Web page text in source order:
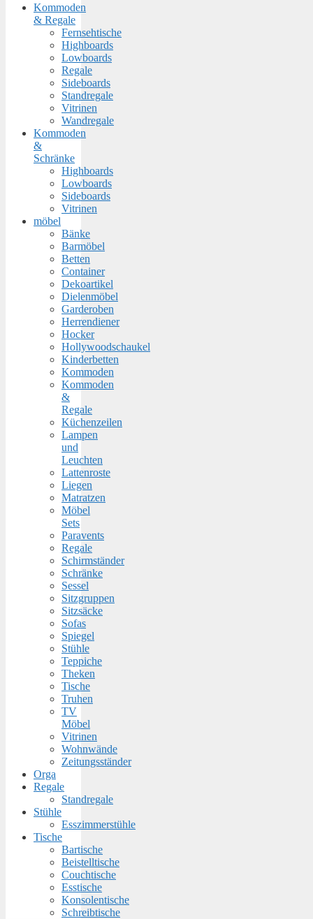
Kommoden
& Regale
Fernsehtische
Highboards
Lowboards
Regale
Sideboards
Standregale
Vitrinen
Wandregale
Kommoden
&
Schränke
Highboards
Lowboards
Sideboards
Vitrinen
möbel
Bänke
Barmöbel
Betten
Container
Dekoartikel
Dielenmöbel
Garderoben
Herrendiener
Hocker
Hollywoodschaukel
Kinderbetten
Kommoden
Kommoden
&
Regale
Küchenzeilen
Lampen
und
Leuchten
Lattenroste
Liegen
Matratzen
Möbel
Sets
Paravents
Regale
Schirmständer
Schränke
Sessel
Sitzgruppen
Sitzsäcke
Sofas
Spiegel
Stühle
Teppiche
Theken
Tische
Truhen
TV
Möbel
Vitrinen
Wohnwände
Zeitungsständer
Orga
Regale
Standregale
Stühle
Esszimmerstühle
Tische
Bartische
Beistelltische
Couchtische
Esstische
Konsolentische
Schreibtische